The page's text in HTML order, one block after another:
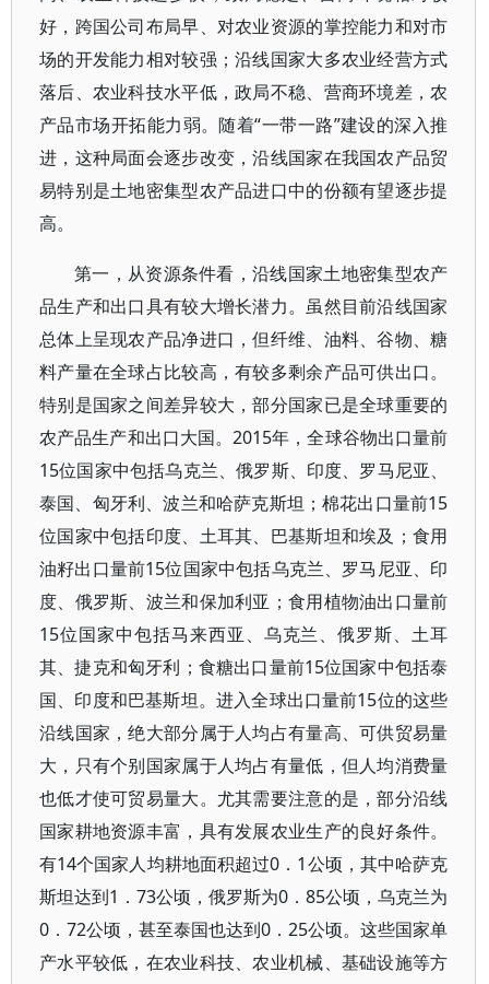
好，跨国公司布局早、对农业资源的掌控能力和对市
场的开发能力相对较强；沿线国家大多农业经营方式
落后、农业科技水平低，政局不稳、营商环境差，农
产品市场开拓能力弱。随着“一带一路”建设的深入推
进，这种局面会逐步改变，沿线国家在我国农产品贸
易特别是土地密集型农产品进口中的份额有望逐步提
高。
第一，从资源条件看，沿线国家土地密集型农产
品生产和出口具有较大增长潜力。虽然目前沿线国家
总体上呈现农产品净进口，但纤维、油料、谷物、糖
料产量在全球占比较高，有较多剩余产品可供出口。
特别是国家之间差异较大，部分国家已是全球重要的
农产品生产和出口大国。2015年，全球谷物出口量前
15位国家中包括乌克兰、俄罗斯、印度、罗马尼亚、
泰国、匈牙利、波兰和哈萨克斯坦；棉花出口量前15
位国家中包括印度、土耳其、巴基斯坦和埃及；食用
油籽出口量前15位国家中包括乌克兰、罗马尼亚、印
度、俄罗斯、波兰和保加利亚；食用植物油出口量前
15位国家中包括马来西亚、乌克兰、俄罗斯、土耳
其、捷克和匈牙利；食糖出口量前15位国家中包括泰
国、印度和巴基斯坦。进入全球出口量前15位的这些
沿线国家，绝大部分属于人均占有量高、可供贸易量
大，只有个别国家属于人均占有量低，但人均消费量
也低才使可贸易量大。尤其需要注意的是，部分沿线
国家耕地资源丰富，具有发展农业生产的良好条件。
有14个国家人均耕地面积超过0．1公顷，其中哈萨克
斯坦达到1．73公顷，俄罗斯为0．85公顷，乌克兰为
0．72公顷，甚至泰国也达到0．25公顷。这些国家单
产水平较低，在农业科技、农业机械、基础设施等方